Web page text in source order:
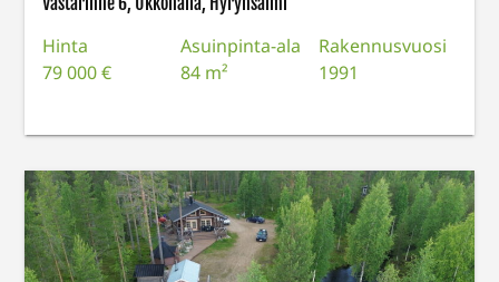
Hinta
79 000 €
Asuinpinta-ala
84 m²
Rakennusvuosi
1991